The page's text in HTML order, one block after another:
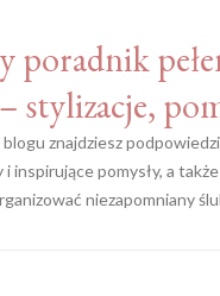
poradnik
– stylizacje,
blogu znajdziesz
i inspirujące pomysły, a
niezapomniany